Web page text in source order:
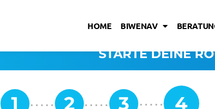
HOME BIWENAV
STARTE DEINE